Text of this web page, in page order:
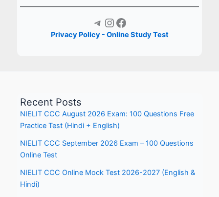
Telegram Instagram Facebook
Privacy Policy - Online Study Test
Recent Posts
NIELIT CCC August 2026 Exam: 100 Questions Free
Practice Test (Hindi + English)
NIELIT CCC September 2026 Exam – 100 Questions
Online Test
NIELIT CCC Online Mock Test 2026-2027 (English &
Hindi)